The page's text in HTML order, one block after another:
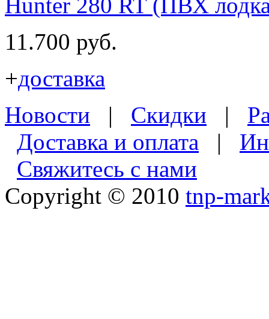
11.700 руб.
+доставка
Новости | Скидки |
Доставка и оплата |
Свяжитесь с нами
Copyright © 2010 tnp-